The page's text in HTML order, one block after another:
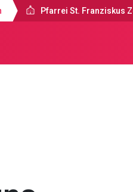
Pfarrei St. Franziskus